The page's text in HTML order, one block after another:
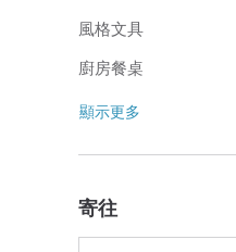
風格文具
廚房餐桌
顯示更多
寄往